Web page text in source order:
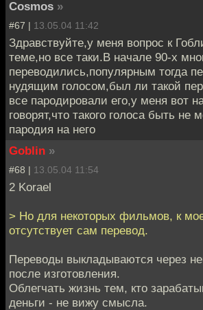
Сosmos »
#67 | 13.05.04 11:42
Здравствуйте,у меня вопрос к
теме,но все таки.В начале 90-х
переводились,популярным тогда
нудящим голосом,был ли такой
все пародировали его,у меня вот
говорят,что такого голоса быть не
пародия на него
Goblin »
#68 | 13.05.04 11:54
2 Korael
> Но для некоторых фильмов, к
отсутствует сам перевод.
Переводы выкладываются через
после изготовления.
Облегчать жизнь тем, кто
деньги - не вижу смысла.